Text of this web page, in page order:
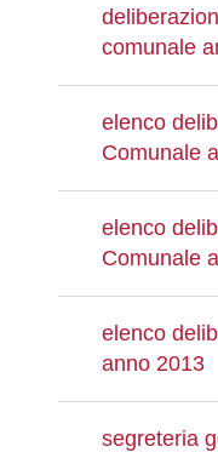
comunale
elenco
Comunale
elenco
Comunale
elenco
anno 2013
segreteria